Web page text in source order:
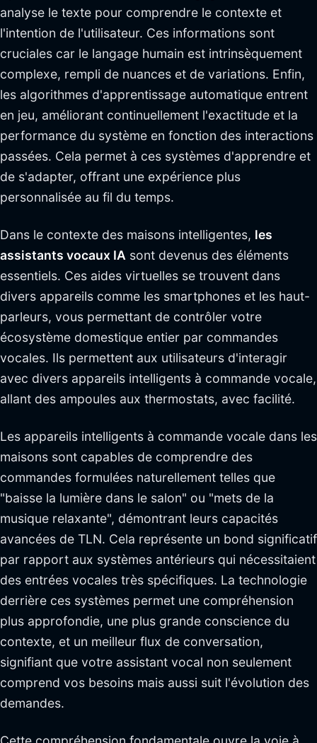
analyse le texte pour comprendre le contexte et
l'intention de l'utilisateur. Ces informations sont
cruciales car le langage humain est intrinsèquement
complexe, rempli de nuances et de variations. Enfin,
les algorithmes d'apprentissage automatique entrent
en jeu, améliorant continuellement l'exactitude et la
performance du système en fonction des interactions
passées. Cela permet à ces systèmes d'apprendre et
de s'adapter, offrant une expérience plus
personnalisée au fil du temps.
Dans le contexte des maisons intelligentes, les
assistants vocaux IA sont devenus des éléments
essentiels. Ces aides virtuelles se trouvent dans
divers appareils comme les smartphones et les haut-
parleurs, vous permettant de contrôler votre
écosystème domestique entier par commandes
vocales. Ils permettent aux utilisateurs d'interagir
avec divers appareils intelligents à commande vocale,
allant des ampoules aux thermostats, avec facilité.
Les appareils intelligents à commande vocale dans les
maisons sont capables de comprendre des
commandes formulées naturellement telles que
"baisse la lumière dans le salon" ou "mets de la
musique relaxante", démontrant leurs capacités
avancées de TLN. Cela représente un bond significatif
par rapport aux systèmes antérieurs qui nécessitaient
des entrées vocales très spécifiques. La technologie
derrière ces systèmes permet une compréhension
plus approfondie, une plus grande conscience du
contexte, et un meilleur flux de conversation,
signifiant que votre assistant vocal non seulement
comprend vos besoins mais aussi suit l'évolution des
demandes.